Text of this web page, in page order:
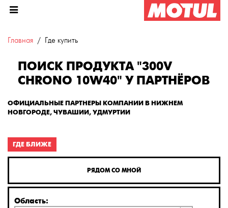
Главная Где купить
ПОИСК ПРОДУКТА "300V
CHRONO 10W40" У ПАРТНЁРОВ
ОФИЦИАЛЬНЫЕ ПАРТНЕРЫ КОМПАНИИ В НИЖНЕМ
НОВГОРОДЕ, ЧУВАШИИ, УДМУРТИИ
ГДЕ БЛИЖЕ
РЯДОМ СО МНОЙ
Область: